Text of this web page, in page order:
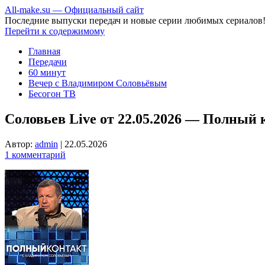
All-make.su — Официальный сайт
Последние выпуски передач и новые серии любимых сериалов!
Перейти к содержимому
Главная
Передачи
60 минут
Вечер с Владимиром Соловьёвым
Бесогон ТВ
Соловьев Live от 22.05.2026 — Полный
Автор: admin | 22.05.2026
1 комментарий